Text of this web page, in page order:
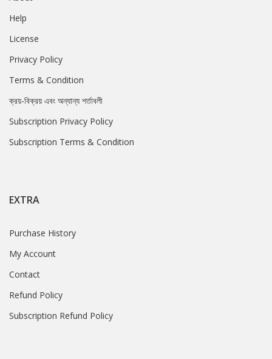
Help
License
Privacy Policy
Terms & Condition
ক্রয়-বিক্রয় এবং অন্যান্য শর্তাবলী
Subscription Privacy Policy
Subscription Terms & Condition
EXTRA
Purchase History
My Account
Contact
Refund Policy
Subscription Refund Policy